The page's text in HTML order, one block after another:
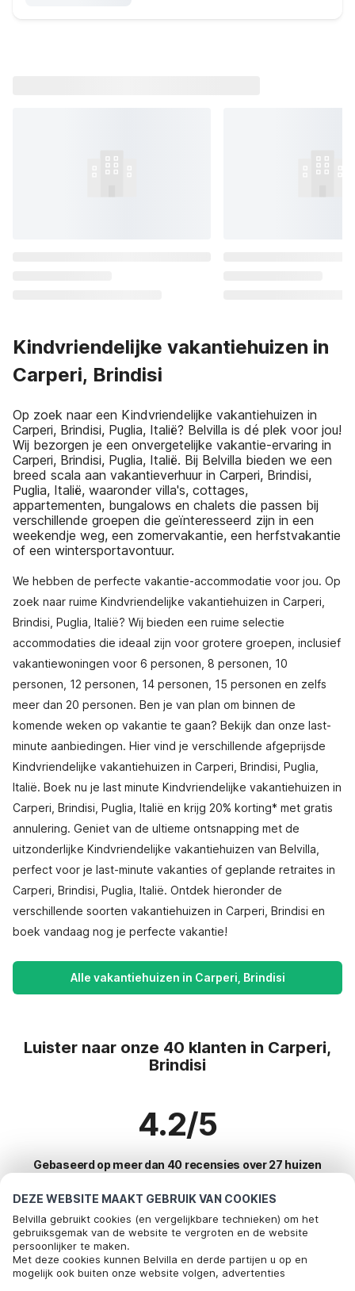
DEZE WEBSITE MAAKT GEBRUIK VAN COOKIES
Belvilla gebruikt cookies (en vergelijkbare technieken) om het
gebruiksgemak van de website te vergroten en de website
persoonlijker te maken.
Met deze cookies kunnen Belvilla en derde partijen u op en
mogelijk ook buiten onze website volgen, advertenties
Kindvriendelijke vakantiehuizen in
Carperi, Brindisi
Op zoek naar een Kindvriendelijke vakantiehuizen in
Carperi, Brindisi, Puglia, Italië? Belvilla is dé plek voor jou!
Wij bezorgen je een onvergetelijke vakantie-ervaring in
Carperi, Brindisi, Puglia, Italië. Bij Belvilla bieden we een
breed scala aan vakantieverhuur in Carperi, Brindisi,
Puglia, Italië, waaronder villa's, cottages,
appartementen, bungalows en chalets die passen bij
verschillende groepen die geïnteresseerd zijn in een
weekendje weg, een zomervakantie, een herfstvakantie
of een wintersportavontuur.
We hebben de perfecte vakantie-accommodatie voor jou. Op
zoek naar ruime Kindvriendelijke vakantiehuizen in Carperi,
Brindisi, Puglia, Italië? Wij bieden een ruime selectie
accommodaties die ideaal zijn voor grotere groepen, inclusief
vakantiewoningen voor 6 personen, 8 personen, 10
personen, 12 personen, 14 personen, 15 personen en zelfs
meer dan 20 personen. Ben je van plan om binnen de
komende weken op vakantie te gaan? Bekijk dan onze last-
minute aanbiedingen. Hier vind je verschillende afgeprijsde
Kindvriendelijke vakantiehuizen in Carperi, Brindisi, Puglia,
Italië. Boek nu je last minute Kindvriendelijke vakantiehuizen in
Carperi, Brindisi, Puglia, Italië en krijg 20% korting* met gratis
annulering. Geniet van de ultieme ontsnapping met de
uitzonderlijke Kindvriendelijke vakantiehuizen van Belvilla,
perfect voor je last-minute vakanties of geplande retraites in
Carperi, Brindisi, Puglia, Italië. Ontdek hieronder de
verschillende soorten vakantiehuizen in Carperi, Brindisi en
boek vandaag nog je perfecte vakantie!
Alle vakantiehuizen in Carperi, Brindisi
Luister naar onze 40 klanten in Carperi,
Brindisi
4.2/5
Gebaseerd op meer dan 40 recensies over 27 huizen
Meest populaire bestemmingen voor
vakantie
Top steden met top voorzieningen voor vakantie
Bel om te boeken